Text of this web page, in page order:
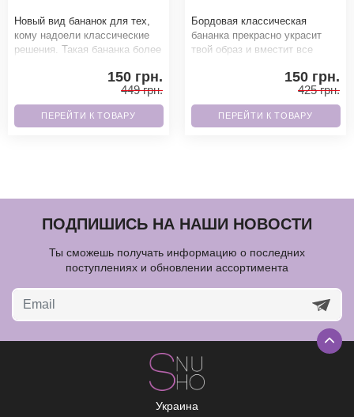
Новый вид бананок для тех,
кому надоели классические
решения. Такая бананка более
150 грн.
449 грн.
ПЕРЕЙТИ К ТОВАРУ
Бордовая классическая
бананка прекрасно украсит
твой образ и вместит все
высококачественным матер
150 грн.
425 грн.
ПЕРЕЙТИ К ТОВАРУ
ПОДПИШИСЬ НА НАШИ НОВОСТИ
Ты сможешь получать информацию о последних
поступлениях и обновлении ассортимента
Украина